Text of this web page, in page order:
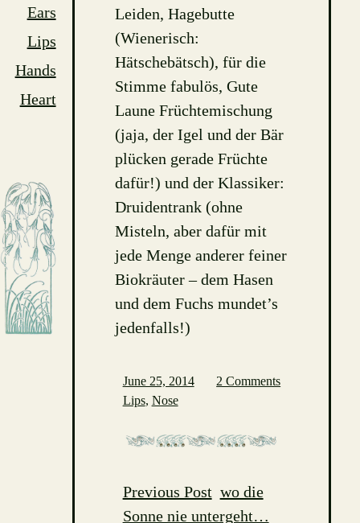
Ears
Lips
Hands
Heart
Leiden, Hagebutte
(Wienerisch:
Hätschebätsch), für die
Stimme fabulös, Gute
Laune Früchtemischung
(jaja, der Igel und der Bär
plücken gerade Früchte
dafür!) und der Klassiker:
Druidentrank (ohne
Misteln, aber dafür mit
jede Menge anderer feiner
Biokräuter – dem Hasen
und dem Fuchs mundet’s
jedenfalls!)
June 25, 2014
2 Comments
Lips, Nose
Post
Previous Post wo die
Sonne nie untergeht…